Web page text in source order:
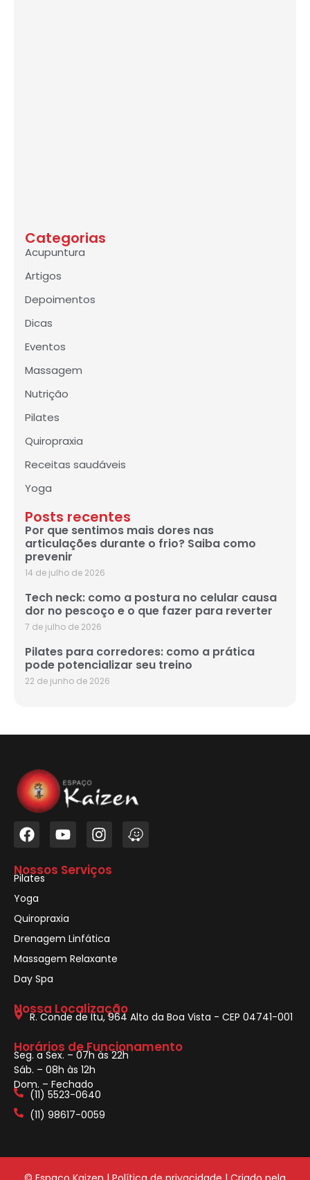
Categorias
Acupuntura
Artigos
Depoimentos
Dicas
Eventos
Massagem
Nutrição
Pilates
Quiropraxia
Receitas saudáveis
Yoga
Posts recentes
Por que sentimos mais dores nas
articulações durante o frio? Saiba como
prevenir
14 de julho de 2026
Tech neck: como a postura no celular causa
dor no pescoço e o que fazer para reverter
7 de julho de 2026
Pilates para corredores: como a prática
pode potencializar seu treino
22 de junho de 2026
Nossos Serviços
Pilates
Yoga
Quiropraxia
Drenagem Linfática
Massagem Relaxante
Day Spa
Nossa Localização
R. Conde de Itu, 964 Alto da Boa Vista - CEP 04741-001
Horários de Funcionamento
Seg. a Sex. – 07h às 22h
Sáb. – 08h às 12h
Dom. – Fechado
(11) 5523-0640
(11) 98617-0059